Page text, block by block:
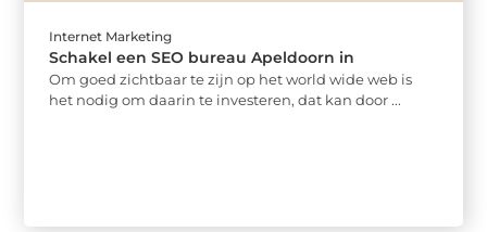
Internet Marketing
Schakel een SEO bureau Apeldoorn in
Om goed zichtbaar te zijn op het world wide web is
het nodig om daarin te investeren, dat kan door ...